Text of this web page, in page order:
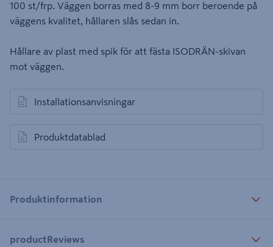
100 st/frp. Väggen borras med 8-9 mm borr beroende på
väggens kvalitet, hållaren slås sedan in.
Hållare av plast med spik för att fästa ISODRÄN-skivan
mot väggen.
Installationsanvisningar
öppnas i en ny flik
Produktdatablad
öppnas i en ny flik
Produktinformation
productReviews